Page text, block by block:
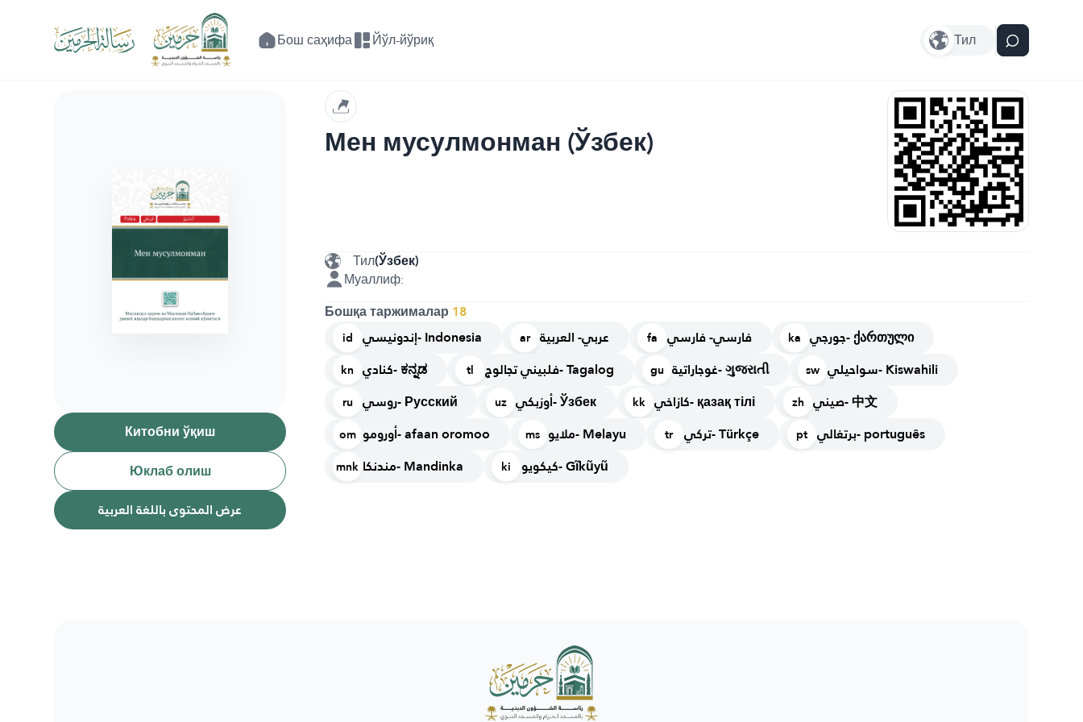
Бош саҳифа Йўл-йўриқ Тил
Китобни ўқиш
Юклаб олиш
عرض المحتوى باللغة العربية
Мен мусулмонман (Ўзбек)
Тил(Ўзбек)
Муаллиф:
Бошқа таржималар 18
id إندونيسي- Indonesia ar عربي- العربية fa فارسي- فارسي ka جورجي- ქართული
kn كنادي- ಕನ್ನಡ tl فلبيني تجالوج- Tagalog gu غوجاراتية- ગુજરાતી sw سواحيلي- Kiswahili
ru روسي- Русский uz أوزبكي- Ўзбек kk كازاخي- қазақ тілі zh صيني- 中文
om أورومو- afaan oromoo ms ملايو- Melayu tr تركي- Türkçe pt برتغالي- português
mnk مندنكا- Mandinka ki كيكويو- Gĩkũyũ